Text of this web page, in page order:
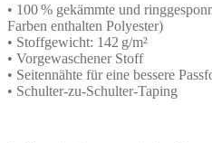
• 100 % gekämmte und
Farben enthalten Polyester)
• Stoffgewicht: 142 g/m²
• Vorgewaschener Stoff
• Seitennähte für eine bessere
• Schulter-zu-Schulter-Taping